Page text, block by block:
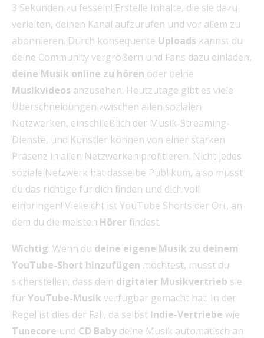
3 Sekunden zu fesseln! Erstelle Inhalte, die sie dazu
verleiten, deinen Kanal aufzurufen und vor allem zu
abonnieren. Durch konsequente Uploads kannst du
deine Community vergrößern und Fans dazu einladen,
deine Musik online zu hören oder deine
Musikvideos anzusehen. Heutzutage gibt es viele
Überschneidungen zwischen allen sozialen
Netzwerken, einschließlich der Musik-Streaming-
Dienste, und Künstler können von einer starken
Präsenz in allen Netzwerken profitieren. Nicht jedes
soziale Netzwerk hat dasselbe Publikum, also musst
du das richtige für dich finden und dich voll
einbringen! Vielleicht ist YouTube Shorts der Ort, an
dem du die meisten Hörer findest.
Wichtig: Wenn du deine eigene Musik zu deinem
YouTube-Short hinzufügen möchtest, musst du
sicherstellen, dass dein digitaler Musikvertrieb sie
für YouTube-Musik verfügbar gemacht hat. In der
Regel ist dies der Fall, da selbst Indie-Vertriebe wie
Tunecore und CD Baby deine Musik automatisch an